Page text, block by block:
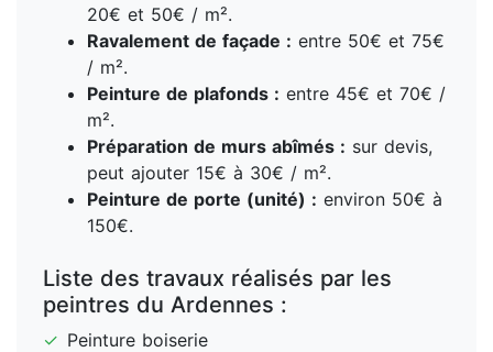
20€ et 50€ / m².
Ravalement de façade : entre 50€ et 75€
/ m².
Peinture de plafonds : entre 45€ et 70€ /
m².
Préparation de murs abîmés : sur devis,
peut ajouter 15€ à 30€ / m².
Peinture de porte (unité) : environ 50€ à
150€.
Liste des travaux réalisés par les
peintres du Ardennes :
✓ Peinture boiserie